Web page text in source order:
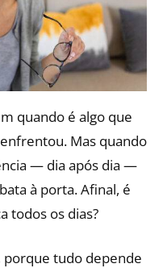
quando é algo que
Mas quando
— dia após dia —
à porta. Afinal, é
todos os dias?
porque tudo depende